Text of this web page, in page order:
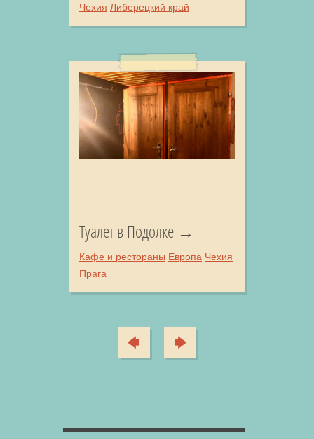
Чехия Либерецкий край
Туалет в Подолке
Кафе и рестораны Европа Чехия
Прага